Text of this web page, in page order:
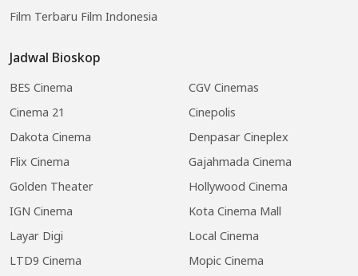
Film Terbaru Film Indonesia
Jadwal Bioskop
BES Cinema
CGV Cinemas
Cinema 21
Cinepolis
Dakota Cinema
Denpasar Cineplex
Flix Cinema
Gajahmada Cinema
Golden Theater
Hollywood Cinema
IGN Cinema
Kota Cinema Mall
Layar Digi
Local Cinema
LTD9 Cinema
Mopic Cinema